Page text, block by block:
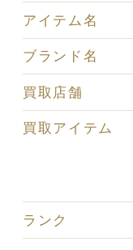
アイテム名
ブランド名
買取店舗
買取アイテム
ランク